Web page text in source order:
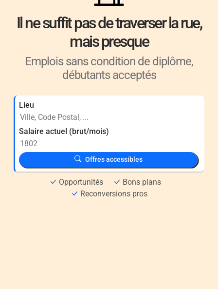
Il ne suffit pas detraverser la rue,
mais presque
Emplois sans condition de diplôme,
débutants acceptés
Lieu
Salaire actuel (brut/mois)
Offres accessibles
Opportunités
Bons plans
Reconversions pros